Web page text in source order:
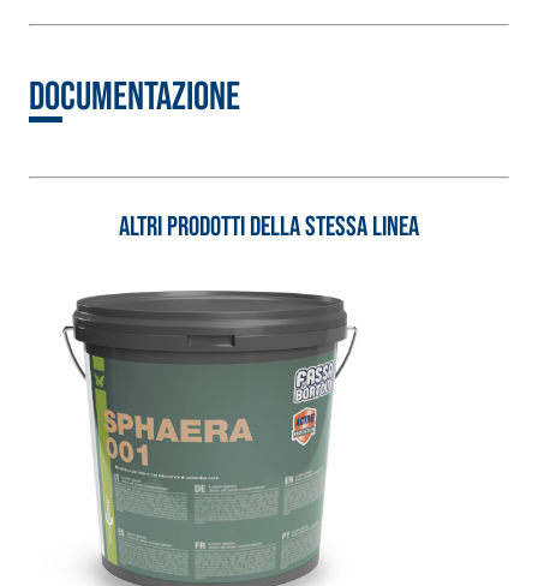
Documentazione
Altri prodotti della stessa linea